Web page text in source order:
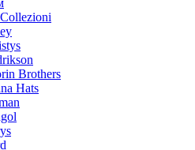
Brothers
Hats